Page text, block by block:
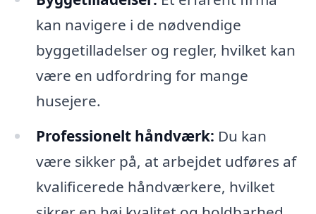
kan navigere i de nødvendige
byggetilladelser og regler, hvilket kan
være en udfordring for mange
husejere.
Professionelt håndværk: Du kan
være sikker på, at arbejdet udføres af
kvalificerede håndværkere, hvilket